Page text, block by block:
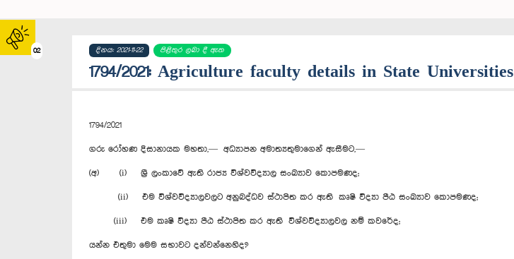
02 දිනය: 2021-11-22 පිළිතුර ලබා දී ඇත
1794/2021: Agriculture faculty details in State Universities
1794/2021
ගරු රෝහණ දිසානායක මහතා,— අධ්‍යාපන අමාත්‍යතුමාගෙන් ඇසීමට,—
(අ) (i) ශ්‍රී ලංකාවේ ඇති රාජ්‍ය විශ්වවිද්‍යාල සංඛ්‍යාව කොපමණද;
(ii) එම විශ්වවිද්‍යාලවලට අනුබද්ධව ස්ථාපිත කර ඇති කෘෂි විද්‍යා පීඨ සංඛ්‍යාව කොපමණද;
(iii) එම කෘෂි විද්‍යා පීඨ ස්ථාපිත කර ඇති විශ්වවිද්‍යාලවල නම් කවරේද;
යන්න එතුමා මෙම සභාවට දන්වන්නෙහිද?